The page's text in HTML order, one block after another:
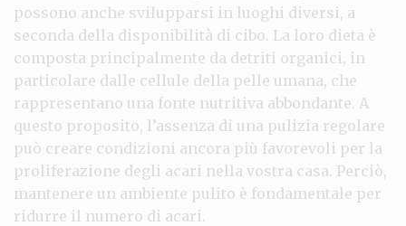
possono anche svilupparsi in luoghi diversi, a
seconda della disponibilità di cibo. La loro dieta è
composta principalmente da detriti organici, in
particolare dalle cellule della pelle umana, che
rappresentano una fonte nutritiva abbondante. A
questo proposito, l’assenza di una pulizia regolare
può creare condizioni ancora più favorevoli per la
proliferazione degli acari nella vostra casa. Perciò,
mantenere un ambiente pulito è fondamentale per
ridurre il numero di acari.